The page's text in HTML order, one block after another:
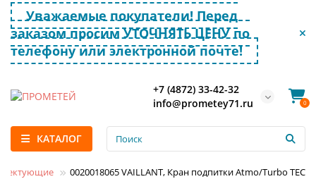
Уважаемые покупатели! Перед
заказом просим УТОЧНЯТЬ ЦЕНУ по
телефону или электронной почте!
+7 (4872) 33-42-32
info@prometey71.ru
0
КАТАЛОГ
0020018065 VAILLANT, Кран подпитки Atmo/Turbo TEC